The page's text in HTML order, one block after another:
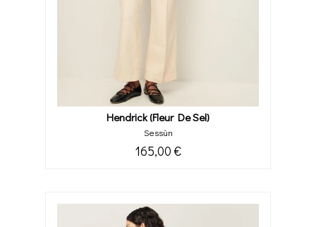
Hendrick (fleur De Sel)
Sessùn
165,00 €